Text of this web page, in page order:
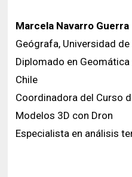
Marcela Navarro Guerra
Geógrafa, Universidad de
Diplomado en
Chile
Coordinadora del Curso
Modelos 3D con Dron
Especialista en análisis